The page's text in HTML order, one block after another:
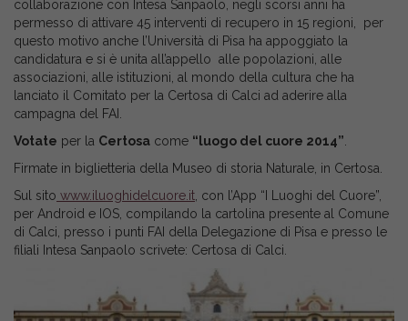
collaborazione con Intesa Sanpaolo, negli scorsi anni ha
permesso di attivare 45 interventi di recupero in 15 regioni, per
questo motivo anche l’Università di Pisa ha appoggiato la
candidatura e si è unita all’appello alle popolazioni, alle
associazioni, alle istituzioni, al mondo della cultura che ha
lanciato il Comitato per la Certosa di Calci ad aderire alla
campagna del FAI.
Votate per la Certosa come “luogo del cuore 2014”
Firmate in biglietteria della Museo di storia Naturale, in Certosa.
Sul sito www.iluoghidelcuore.it , con l’App “I Luoghi del Cuore”,
per Android e IOS, compilando la cartolina presente al Comune
di Calci, presso i punti FAI della Delegazione di Pisa e presso le
filiali Intesa Sanpaolo scrivete: Certosa di Calci.